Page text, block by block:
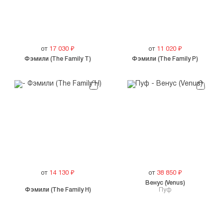
от 17 030 ₽
Фэмили (The Family T)
от 11 020₽
Фэмили (The Family P)
от 14 130 ₽
Фэмили (The Family H)
от 38 850₽
Пуф
Венус (Venus)